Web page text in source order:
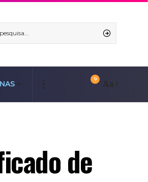
9 Aa
de